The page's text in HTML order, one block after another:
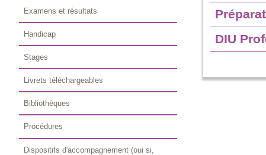
DIU
Examens et résultats
Handicap
Stages
Livrets téléchargeables
Bibliothèques
Procédures
Dispositifs d'accompagnement (oui si,